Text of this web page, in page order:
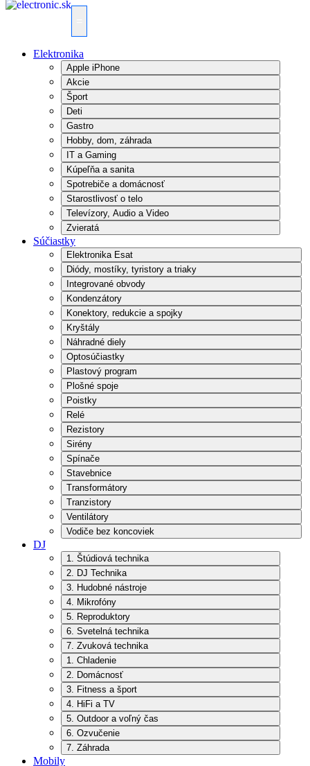
Elektronika
Apple iPhone
Akcie
Šport
Deti
Gastro
Hobby, dom, záhrada
IT a Gaming
Kúpeľňa a sanita
Spotrebiče a domácnosť
Starostlivosť o telo
Televízory, Audio a Video
Zvieratá
Súčiastky
Elektronika Esat
Diódy, mostíky, tyristory a triaky
Integrované obvody
Kondenzátory
Konektory, redukcie a spojky
Kryštály
Náhradné diely
Optosúčiastky
Plastový program
Plošné spoje
Poistky
Relé
Rezistory
Sirény
Spínače
Stavebnice
Transformátory
Tranzistory
Ventilátory
Vodiče bez koncoviek
DJ
1. Štúdiová technika
2. DJ Technika
3. Hudobné nástroje
4. Mikrofóny
5. Reproduktory
6. Svetelná technika
7. Zvuková technika
1. Chladenie
2. Domácnosť
3. Fitness a šport
4. HiFi a TV
5. Outdoor a voľný čas
6. Ozvučenie
7. Záhrada
Mobily